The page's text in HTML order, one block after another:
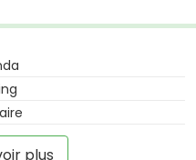
plus